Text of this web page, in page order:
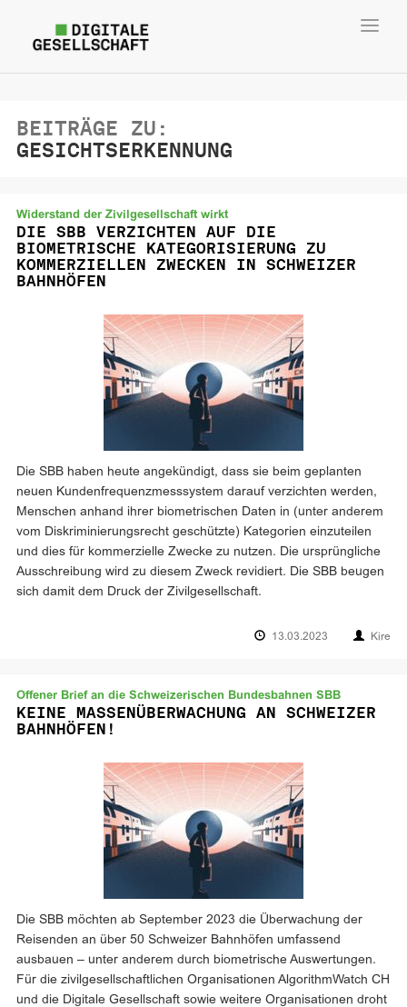
BEITRÄGE ZU:
GESICHTSERKENNUNG
Widerstand der Zivilgesellschaft wirkt
DIE SBB VERZICHTEN AUF DIE
BIOMETRISCHE KATEGORISIERUNG ZU
KOMMERZIELLEN ZWECKEN IN SCHWEIZER
BAHNHÖFEN
Die SBB haben heute angekündigt, dass sie beim geplanten
neuen Kundenfrequenzmesssystem darauf verzichten werden,
Menschen anhand ihrer biometrischen Daten in (unter anderem
vom Diskriminierungsrecht geschützte) Kategorien einzuteilen
und dies für kommerzielle Zwecke zu nutzen. Die ursprüngliche
Ausschreibung wird zu diesem Zweck revidiert. Die SBB beugen
sich damit dem Druck der Zivilgesellschaft.
13.03.2023 Kire
Offener Brief an die Schweizerischen Bundesbahnen SBB
KEINE MASSENÜBERWACHUNG AN SCHWEIZER
BAHNHÖFEN!
Die SBB möchten ab September 2023 die Überwachung der
Reisenden an über 50 Schweizer Bahnhöfen umfassend
ausbauen – unter anderem durch biometrische Auswertungen.
Für die zivilgesellschaftlichen Organisationen AlgorithmWatch CH
und die Digitale Gesellschaft sowie weitere Organisationen droht